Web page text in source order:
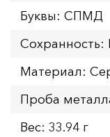
Буквы: СПМД
Сохранность:
Материал:
Проба
Вес: 33.94 г